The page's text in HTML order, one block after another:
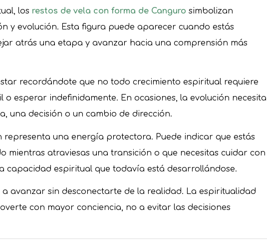
los restos de vela con forma de Canguro simbolizan
y evolución. Esta figura puede aparecer cuando estás
atrás una etapa y avanzar hacia una comprensión más
recordándote que no todo crecimiento espiritual requiere
o esperar indefinidamente. En ocasiones, la evolución necesita
una decisión o un cambio de dirección.
representa una energía protectora. Puede indicar que estás
mientras atraviesas una transición o que necesitas cuidar con
capacidad espiritual que todavía está desarrollándose.
a avanzar sin desconectarte de la realidad. La espiritualidad
con mayor conciencia, no a evitar las decisiones